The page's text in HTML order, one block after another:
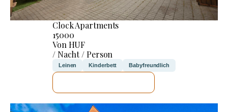
Clock Apartments
15000
Von HUF
/ Nacht / Person
Leinen Kinderbett Babyfreundlich